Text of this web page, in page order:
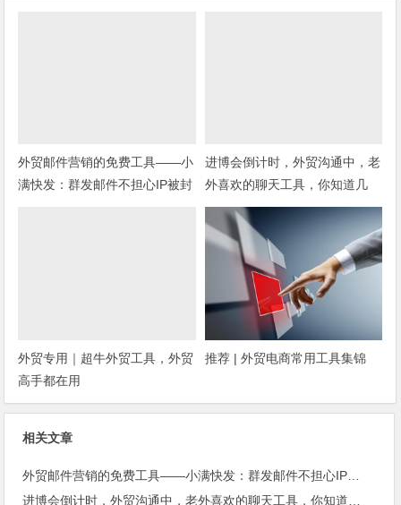
外贸邮件营销的免费工具——小
满快发：群发邮件不担心IP被封
进博会倒计时，外贸沟通中，老
外喜欢的聊天工具，你知道几
种？
外贸专用｜超牛外贸工具，外贸
高手都在用
推荐 | 外贸电商常用工具集锦
相关文章